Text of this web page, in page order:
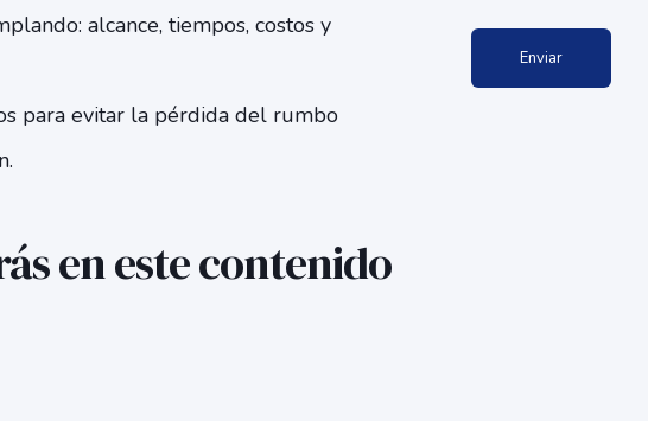
alcance, tiempos, costos y
para evitar la pérdida del rumbo
en este contenido